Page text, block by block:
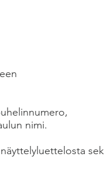
nimi.